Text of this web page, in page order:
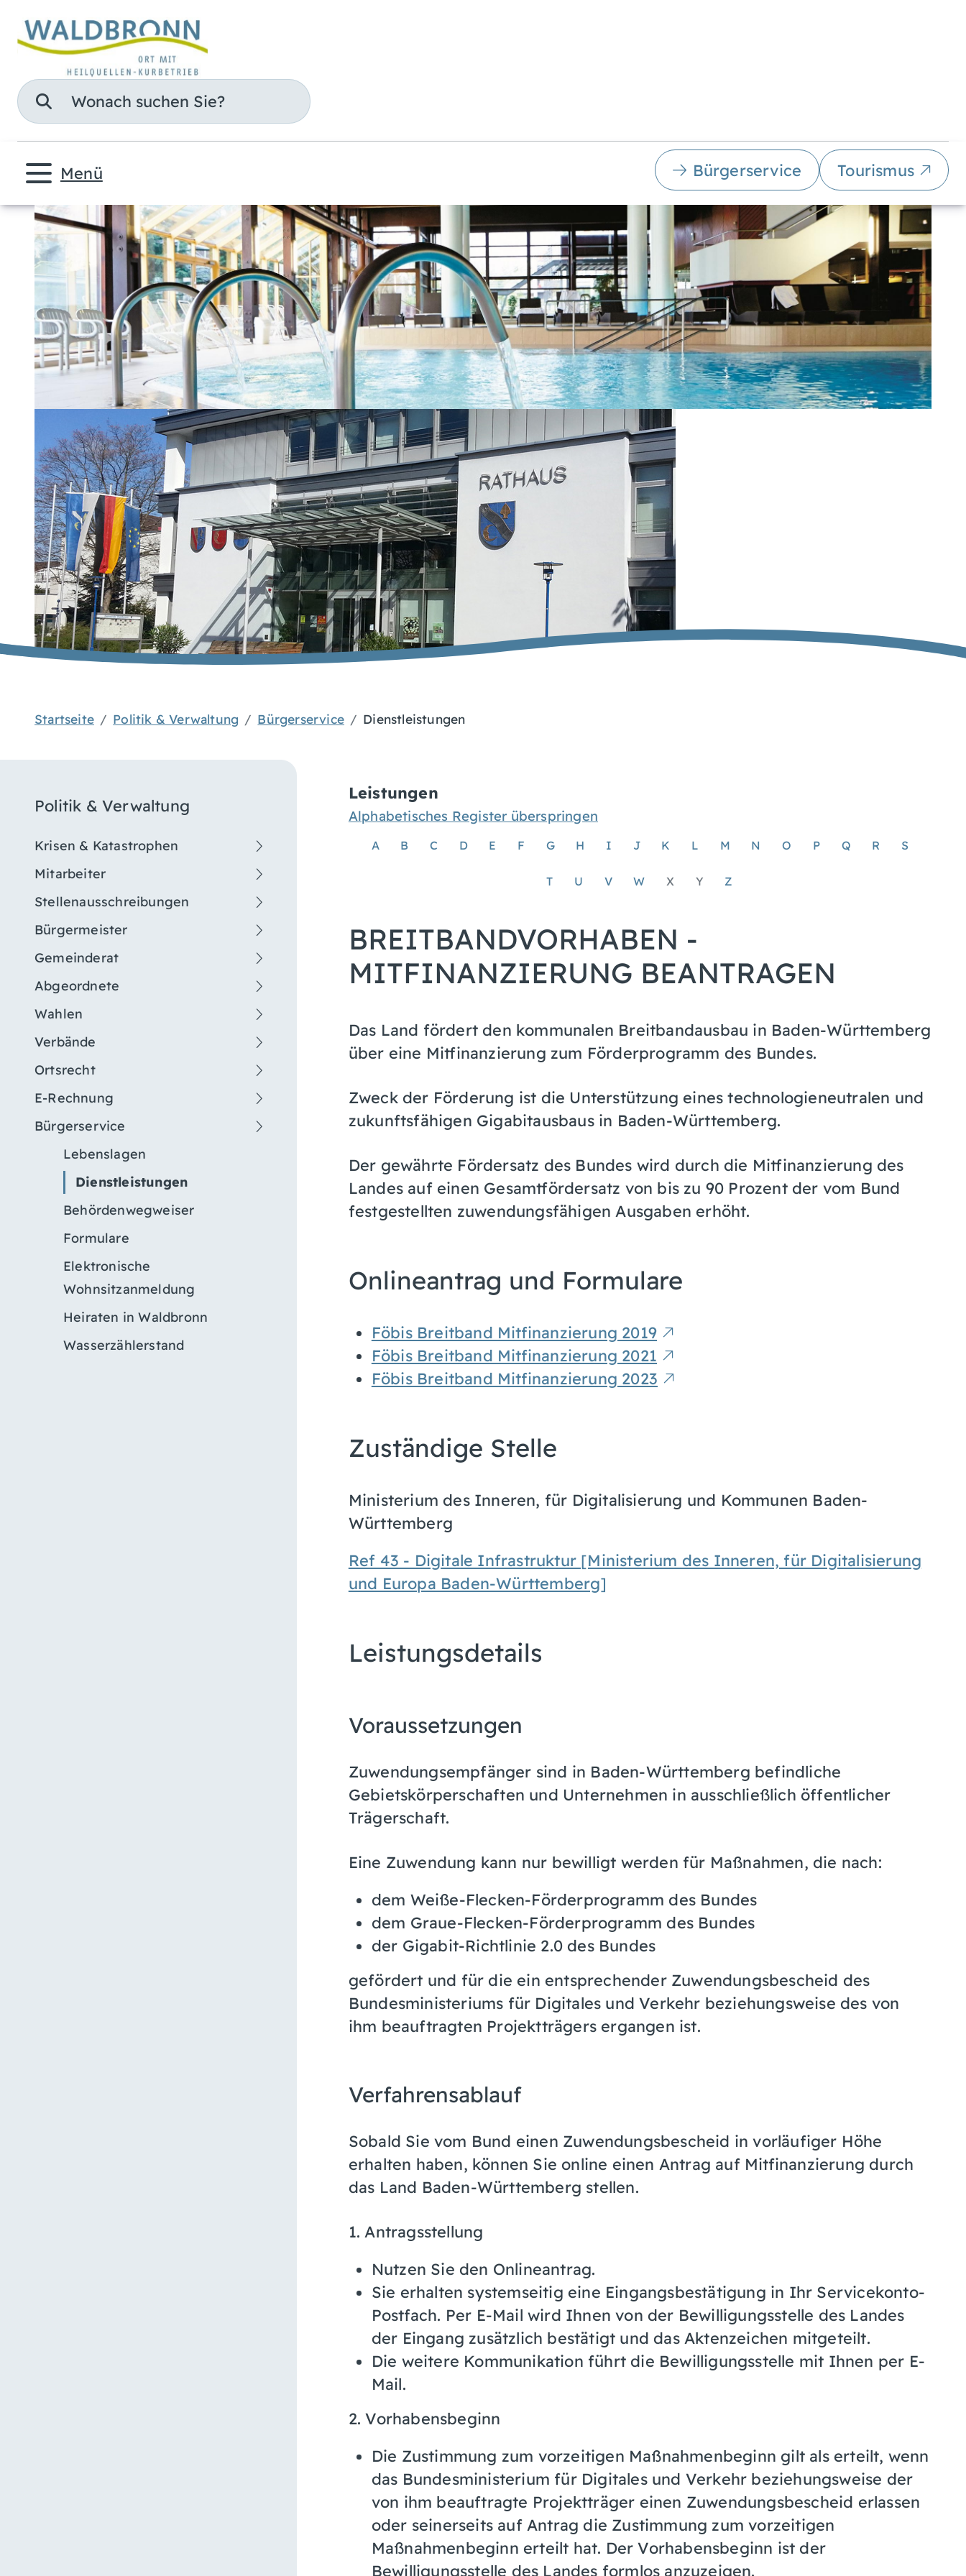
Suche
Menü Bürgerservice Tourismus
Startseite Politik & Verwaltung Bürgerservice Dienstleistungen
Politik & Verwaltung
Krisen & Katastrophen
Mitarbeiter
Stellenausschreibungen
Bürgermeister
Gemeinderat
Abgeordnete
Wahlen
Verbände
Ortsrecht
E-Rechnung
Bürgerservice
Lebenslagen
Dienstleistungen
Behördenwegweiser
Formulare
Elektronische
Wohnsitzanmeldung
Heiraten in Waldbronn
Wasserzählerstand
Leistungen
Alphabetisches Register überspringen
A B C D E F G H I J K L M N O P Q R S
T U V W X Y Z
BREITBANDVORHABEN -
MITFINANZIERUNG BEANTRAGEN
Das Land fördert den kommunalen Breitbandausbau in Baden-Württemberg
über eine Mitfinanzierung zum Förderprogramm des Bundes.
Zweck der Förderung ist die Unterstützung eines technologieneutralen und
zukunftsfähigen Gigabitausbaus in Baden-Württemberg.
Der gewährte Fördersatz des Bundes wird durch die Mitfinanzierung des
Landes auf einen Gesamtfördersatz von bis zu 90 Prozent der vom Bund
festgestellten zuwendungsfähigen Ausgaben erhöht.
Onlineantrag und Formulare
Föbis Breitband Mitfinanzierung 2019
Föbis Breitband Mitfinanzierung 2021
Föbis Breitband Mitfinanzierung 2023
Zuständige Stelle
Ministerium des Inneren, für Digitalisierung und Kommunen Baden-
Württemberg
Ref 43 - Digitale Infrastruktur [Ministerium des Inneren, für Digitalisierung
und Europa Baden-Württemberg]
Leistungsdetails
Voraussetzungen
Zuwendungsempfänger sind in Baden-Württemberg befindliche
Gebietskörperschaften und Unternehmen in ausschließlich öffentlicher
Trägerschaft.
Eine Zuwendung kann nur bewilligt werden für Maßnahmen, die nach:
dem Weiße-Flecken-Förderprogramm des Bundes
dem Graue-Flecken-Förderprogramm des Bundes
der Gigabit-Richtlinie 2.0 des Bundes
gefördert und für die ein entsprechender Zuwendungsbescheid des
Bundesministeriums für Digitales und Verkehr beziehungsweise des von
ihm beauftragten Projektträgers ergangen ist.
Verfahrensablauf
Sobald Sie vom Bund einen Zuwendungsbescheid in vorläufiger Höhe
erhalten haben, können Sie online einen Antrag auf Mitfinanzierung durch
das Land Baden-Württemberg stellen.
1. Antragsstellung
Nutzen Sie den Onlineantrag.
Sie erhalten systemseitig eine Eingangsbestätigung in Ihr Servicekonto-
Postfach. Per E-Mail wird Ihnen von der Bewilligungsstelle des Landes
der Eingang zusätzlich bestätigt und das Aktenzeichen mitgeteilt.
Die weitere Kommunikation führt die Bewilligungsstelle mit Ihnen per E-
Mail.
2. Vorhabensbeginn
Die Zustimmung zum vorzeitigen Maßnahmenbeginn gilt als erteilt, wenn
das Bundesministerium für Digitales und Verkehr beziehungsweise der
von ihm beauftragte Projektträger einen Zuwendungsbescheid erlassen
oder seinerseits auf Antrag die Zustimmung zum vorzeitigen
Maßnahmenbeginn erteilt hat. Der Vorhabensbeginn ist der
Bewilligungsstelle des Landes formlos anzuzeigen.